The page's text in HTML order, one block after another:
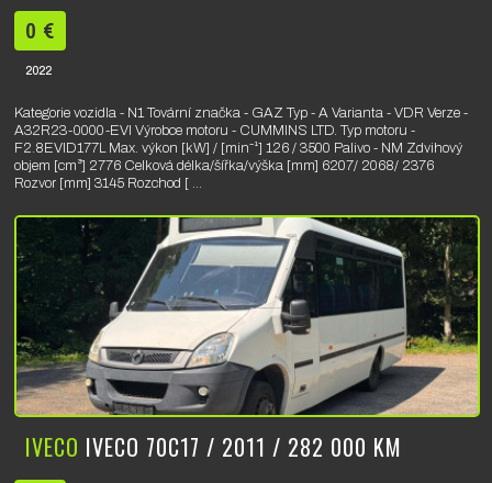
0 €
2022
Kategorie vozidla - N1 Tovární značka - GAZ Typ - A Varianta - VDR Verze -
A32R23-0000-EVI Výrobce motoru - CUMMINS LTD. Typ motoru -
F2.8EVID177L Max. výkon [kW] / [min⁻¹] 126 / 3500 Palivo - NM Zdvihový
objem [cm³] 2776 Celková délka/šířka/výška [mm] 6207/ 2068/ 2376
Rozvor [mm] 3145 Rozchod [ ...
IVECO IVECO 70C17 / 2011 / 282 000 KM